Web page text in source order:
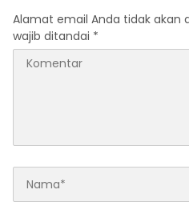
Alamat email Anda tidak akan
wajib ditandai *